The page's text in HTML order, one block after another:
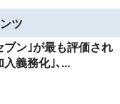
ツ
ブン｣が最も評価され
義務化｣､...